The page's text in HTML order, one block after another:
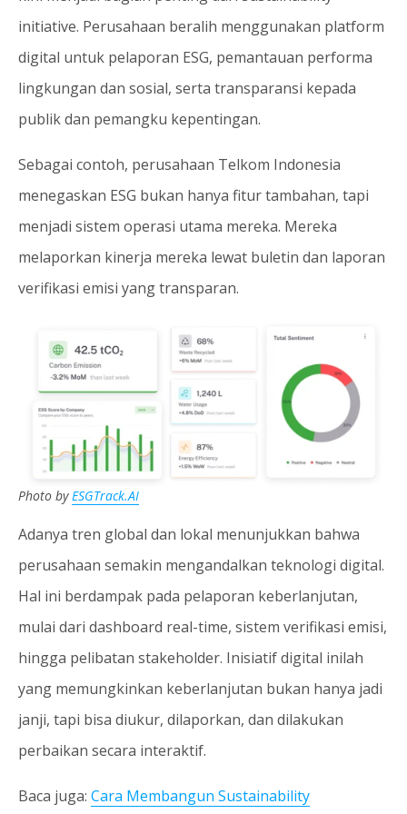
initiative. Perusahaan beralih menggunakan platform
digital untuk pelaporan ESG, pemantauan performa
lingkungan dan sosial, serta transparansi kepada
publik dan pemangku kepentingan.
Sebagai contoh, perusahaan Telkom Indonesia
menegaskan ESG bukan hanya fitur tambahan, tapi
menjadi sistem operasi utama mereka. Mereka
melaporkan kinerja mereka lewat buletin dan laporan
verifikasi emisi yang transparan.
Photo byESGTrack.AI
Adanya tren global dan lokal menunjukkan bahwa
perusahaan semakin mengandalkan teknologi digital.
Hal ini berdampak pada pelaporan keberlanjutan,
mulai dari dashboard real-time, sistem verifikasi emisi,
hingga pelibatan stakeholder. Inisiatif digital inilah
yang memungkinkan keberlanjutan bukan hanya jadi
janji, tapi bisa diukur, dilaporkan, dan dilakukan
perbaikan secara interaktif.
Baca juga: Cara Membangun Sustainability